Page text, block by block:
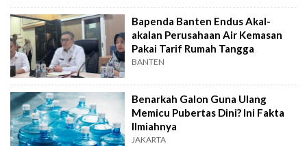
Bapenda Banten Endus Akal-
akalan Perusahaan Air Kemasan
Pakai Tarif Rumah Tangga
BANTEN
Benarkah Galon Guna Ulang
Memicu Pubertas Dini? Ini Fakta
Ilmiahnya
JAKARTA